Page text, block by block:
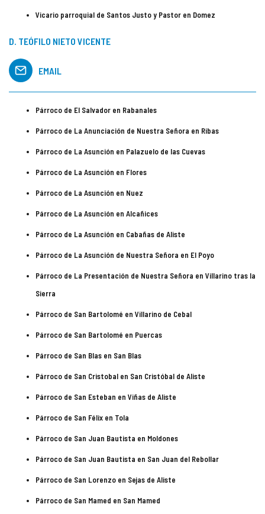
Vicario parroquial de Santos Justo y Pastor en Domez
D. TEÓFILO NIETO VICENTE
EMAIL
Párroco de El Salvador en Rabanales
Párroco de La Anunciación de Nuestra Señora en Ribas
Párroco de La Asunción en Palazuelo de las Cuevas
Párroco de La Asunción en Flores
Párroco de La Asunción en Nuez
Párroco de La Asunción en Alcañices
Párroco de La Asunción en Cabañas de Aliste
Párroco de La Asunción de Nuestra Señora en El Poyo
Párroco de La Presentación de Nuestra Señora en Villarino tras la
Sierra
Párroco de San Bartolomé en Villarino de Cebal
Párroco de San Bartolomé en Puercas
Párroco de San Blas en San Blas
Párroco de San Cristobal en San Cristóbal de Aliste
Párroco de San Esteban en Viñas de Aliste
Párroco de San Félix en Tola
Párroco de San Juan Bautista en Moldones
Párroco de San Juan Bautista en San Juan del Rebollar
Párroco de San Lorenzo en Sejas de Aliste
Párroco de San Mamed en San Mamed